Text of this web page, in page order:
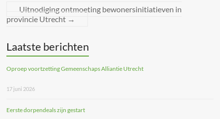
Uitnodiging ontmoeting bewonersinitiatieven in
provincie Utrecht →
Laatste berichten
Oproep voortzetting Gemeenschaps Alliantie Utrecht
17 juni 2026
Eerste dorpendeals zijn gestart